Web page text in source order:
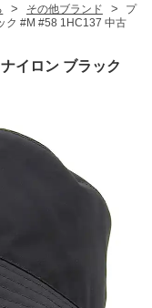
> その他ブランド >
プ
ク #M #58 1HC137 中古
イロン ブラック